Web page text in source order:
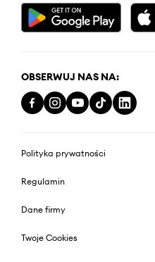
OBSERWUJ NAS NA:
Polityka prywatności
Regulamin
Dane firmy
Twoje Cookies